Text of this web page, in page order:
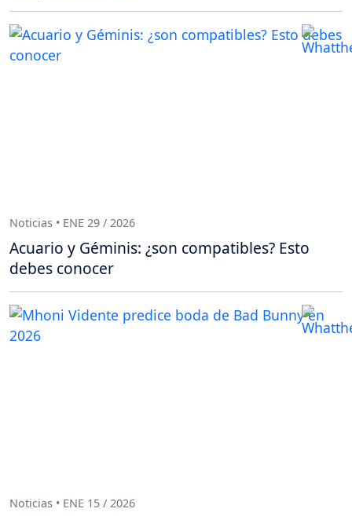
Noticias • ENE 29 / 2026
Acuario y Géminis: ¿son compatibles? Esto
debes conocer
Noticias • ENE 15 / 2026